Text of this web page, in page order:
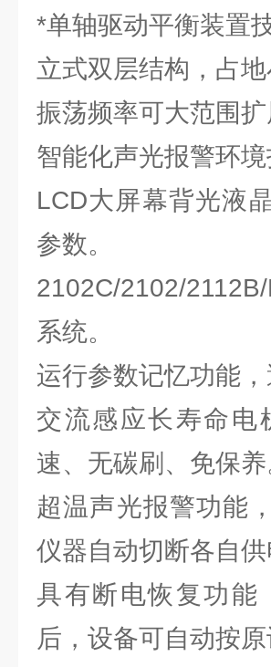
*单轴驱动平衡装置
立式双层结构，占
振荡频率可大范围
智能化声光报警环
LCD大屏幕背光液
参数。
2102C/2102/
系统。
运行参数记忆功能
交流感应长寿命电
速、无碳刷、免保养
超温声光报警功能
仪器自动切断各自供
具有断电恢复功能
后，设备可自动按